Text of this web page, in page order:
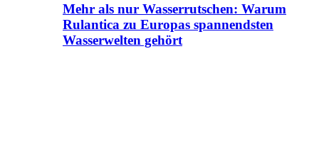
Mehr als nur Wasserrutschen: Warum
Rulantica zu Europas spannendsten
Wasserwelten gehört